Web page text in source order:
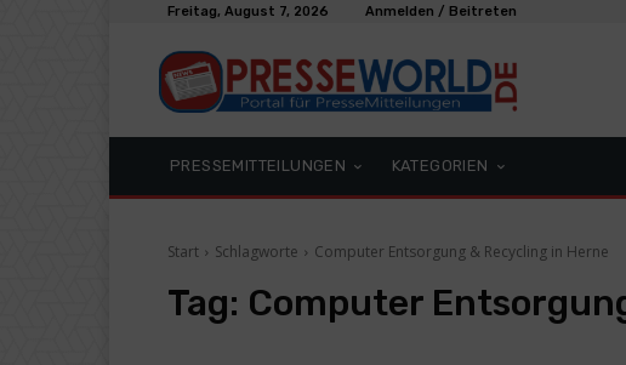
Freitag, August 7, 2026 Anmelden / Beitreten
PRESSEMITTEILUNGEN KATEGORIEN
Start Schlagworte Computer Entsorgung & Recycling in Herne
Tag: Computer